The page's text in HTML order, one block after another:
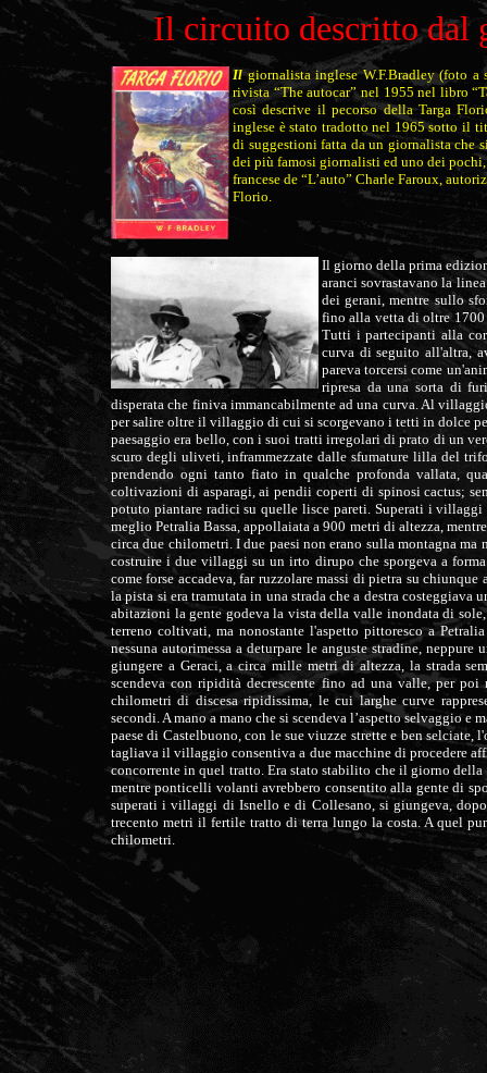
Il circuito descritto dal
Ilgiornalista inglese W.F.Bradley (foto
rivista “The autocar” nel 1955 nel libro
così descrive il pecorso della Targa
inglese è stato tradotto nel 1965 sotto il
di suggestioni fatta da un giornalista che
dei più famosi giornalisti ed uno dei
francese de “L’auto” Charle Faroux,
Florio.
Il giorno della prima
aranci sovrastavano la
dei gerani, mentre sullo
fino alla vetta di oltre 1700
Tutti i partecipanti alla
curva di seguito all'altra,
pareva torcersi come
ripresa da una sorta di
disperata che finiva immancabilmente ad una curva. Al
per salire oltre ilvillaggio di cui si scorgevano i tetti in dolce
paesaggio era bello, con i suoi tratti irregolari di prato di un
scuro degli uliveti, inframmezzate dalle sfumature lilla del
prendendo ogni tanto fiato in qualche profonda vallata,
coltivazioni di asparagi, ai pendii coperti di spinosi cactus;
potuto piantare radici su quelle lisce pareti. Superati i
meglio Petralia Bassa, appollaiata a 900 metri di altezza,
circa due chilometri. I due paesi non erano sulla montagna
costruire i due villaggi su un irto dirupo che sporgeva a
come forse accadeva, far ruzzolare massi di pietra su
la pista si era tramutata in una strada che a destra
abitazioni la gente godeva la vista della valle inondata di
terreno coltivati, ma nonostante l'aspetto pittoresco a
nessuna autorimessa a deturpare le anguste stradine,
giungere a Geraci, a circa mille metri di altezza, la strada
scendeva con ripidità decrescente fino ad una valle, per
chilometri di discesa ripidissima, le cui larghe curve
secondi. A mano a mano che si scendeva l’aspetto selvaggio
paese di Castelbuono, con le sue viuzze strette e ben
tagliava il villaggio consentiva a due macchine di procedere
concorrente in quel tratto. Era stato stabilito che il giorno
mentre ponticelli volanti avrebbero consentito alla gente di
superati i villaggi di Isnello e di Collesano, si giungeva,
trecento metri il fertile tratto di terra lungo la costa. A quel
chilometri.